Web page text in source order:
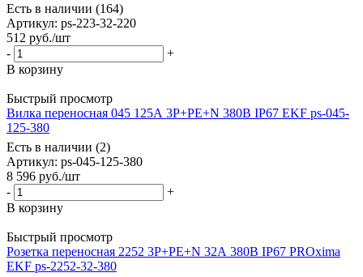
Есть в наличии (164)
Артикул: ps-223-32-220
512 руб./шт
-
+
В корзину
Быстрый просмотр
Вилка переносная 045 125А 3P+PE+N 380В IP67 EKF ps-045-
125-380
Есть в наличии (2)
Артикул: ps-045-125-380
8 596 руб./шт
-
+
В корзину
Быстрый просмотр
Розетка переносная 2252 3Р+РЕ+N 32А 380В IP67 PROxima
EKF ps-2252-32-380